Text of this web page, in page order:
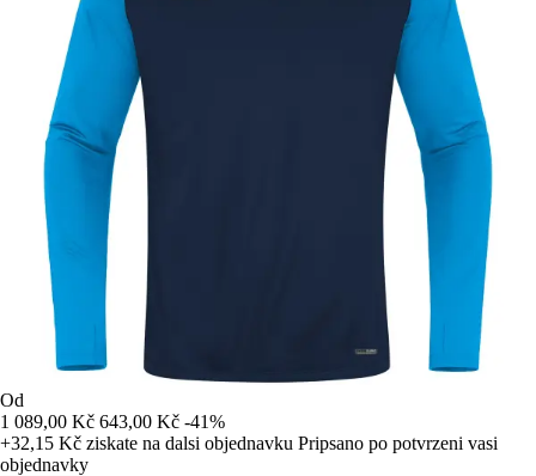
Od
1 089,00 Kč 643,00 Kč -41%
+32,15 Kč ziskate na dalsi objednavku Pripsano po potvrzeni vasi
objednavky